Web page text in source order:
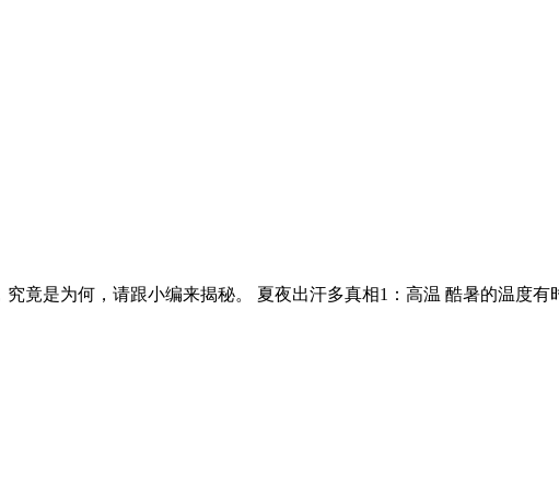
竟是为何，请跟小编来揭秘。 夏夜出汗多真相1：高温 酷暑的温度有